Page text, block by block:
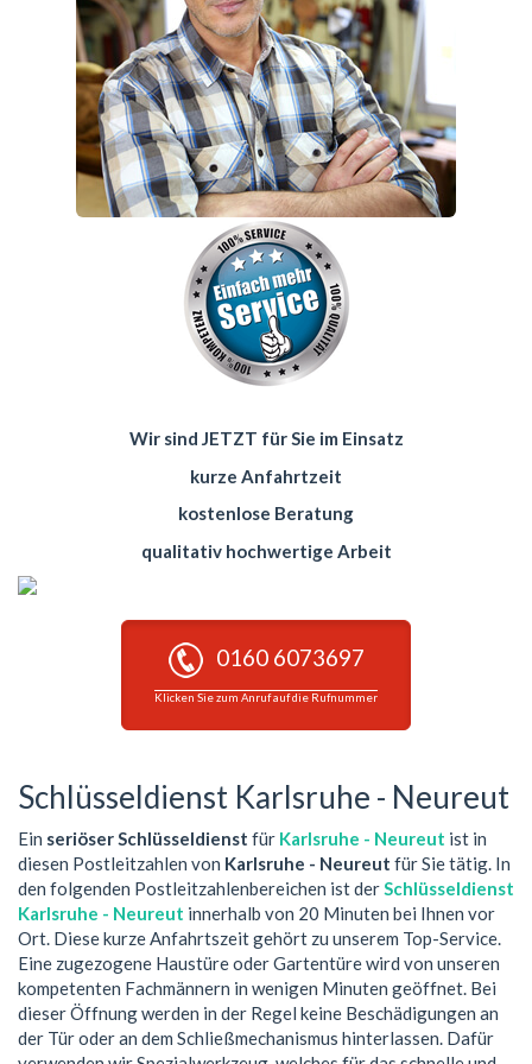
Wir sind JETZT für Sie im Einsatz
kurze Anfahrtzeit
kostenlose Beratung
qualitativ hochwertige Arbeit
0160 6073697
Klicken Sie zum Anruf auf die Rufnummer
Schlüsseldienst Karlsruhe - Neureut
Ein seriöser Schlüsseldienst für Karlsruhe - Neureut ist in
diesen Postleitzahlen von Karlsruhe - Neureut für Sie tätig. In
den folgenden Postleitzahlenbereichen ist derSchlüsseldienst
Karlsruhe - Neureut innerhalb von 20 Minuten bei Ihnen vor
Ort. Diese kurze Anfahrtszeit gehört zu unserem Top-Service.
Eine zugezogene Haustüre oder Gartentüre wird von unseren
kompetenten Fachmännern in wenigen Minuten geöffnet. Bei
dieser Öffnung werden in der Regel keine Beschädigungen an
der Tür oder an dem Schließmechanismus hinterlassen. Dafür